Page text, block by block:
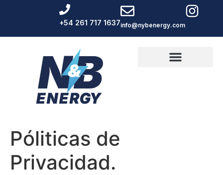
info@nybenergy.com
+54 261 717 1637
Póliticas de
Privacidad.